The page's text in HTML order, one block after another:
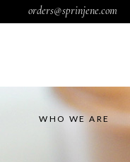
orders@sprinjene.com
WHO WE ARE
OUR CUSTOMERS